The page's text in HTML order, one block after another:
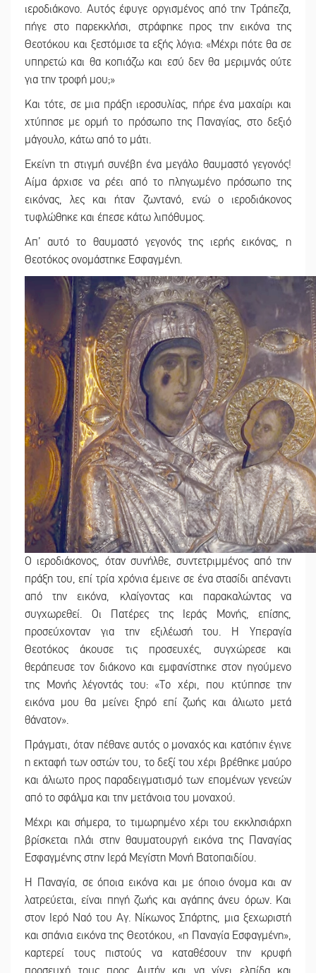
ιεροδιάκονο. Αυτός έφυγε οργισμένος από την Τράπεζα,
πήγε στο παρεκκλήσι, στράφηκε προς την εικόνα της
Θεοτόκου και ξεστόμισε τα εξής λόγια: «Μέχρι πότε θα σε
υπηρετώ και θα κοπιάζω και εσύ δεν θα μεριμνάς ούτε
για την τροφή μου;»
Και τότε, σε μια πράξη ιεροσυλίας, πήρε ένα μαχαίρι και
χτύπησε με ορμή το πρόσωπο της Παναγίας, στο δεξιό
μάγουλο, κάτω από το μάτι.
Εκείνη τη στιγμή συνέβη ένα μεγάλο θαυμαστό γεγονός!
Αίμα άρχισε να ρέει από το πληγωμένο πρόσωπο της
εικόνας, λες και ήταν ζωντανό, ενώ ο ιεροδιάκονος
τυφλώθηκε και έπεσε κάτω λιπόθυμος.
Απ’ αυτό το θαυμαστό γεγονός της ιερής εικόνας, η
Θεοτόκος ονομάστηκε Εσφαγμένη.
Ο ιεροδιάκονος, όταν συνήλθε, συντετριμμένος από την
πράξη του, επί τρία χρόνια έμεινε σε ένα στασίδι απέναντι
από την εικόνα, κλαίγοντας και παρακαλώντας να
συγχωρεθεί. Οι Πατέρες της Ιεράς Μονής, επίσης,
προσεύχονταν για την εξιλέωσή του. Η Υπεραγία
Θεοτόκος άκουσε τις προσευχές, συγχώρεσε και
θεράπευσε τον διάκονο και εμφανίστηκε στον ηγούμενο
της Μονής λέγοντάς του: «Το χέρι, που κτύπησε την
εικόνα μου θα μείνει ξηρό επί ζωής και άλιωτο μετά
θάνατον».
Πράγματι, όταν πέθανε αυτός ο μοναχός και κατόπιν έγινε
η εκταφή των οστών του, το δεξί του χέρι βρέθηκε μαύρο
και άλιωτο προς παραδειγματισμό των επομένων γενεών
από το σφάλμα και την μετάνοια του μοναχού.
Μέχρι και σήμερα, το τιμωρημένο χέρι του εκκλησιάρχη
βρίσκεται πλάι στην θαυματουργή εικόνα της Παναγίας
Εσφαγμένης στην Ιερά Μεγίστη Μονή Βατοπαιδίου.
Η Παναγία, σε όποια εικόνα και με όποιο όνομα και αν
λατρεύεται, είναι πηγή ζωής και αγάπης άνευ όρων. Και
στον Ιερό Ναό του Αγ. Νίκωνος Σπάρτης, μια ξεχωριστή
και σπάνια εικόνα της Θεοτόκου, «η Παναγία Εσφαγμένη»,
καρτερεί τους πιστούς να καταθέσουν την κρυφή